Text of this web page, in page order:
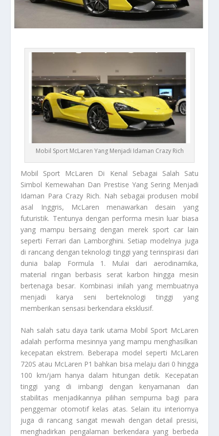
Mobil Sport McLaren Yang Menjadi Idaman Crazy Rich
Mobil Sport McLaren Di Kenal Sebagai Salah Satu
Simbol Kemewahan Dan Prestise Yang Sering Menjadi
Idaman Para Crazy Rich. Nah sebagai produsen mobil
asal Inggris, McLaren menawarkan desain yang
futuristik. Tentunya dengan performa mesin luar biasa
yang mampu bersaing dengan merek sport car lain
seperti Ferrari dan Lamborghini. Setiap modelnya juga
di rancang dengan teknologi tinggi yang terinspirasi dari
dunia balap Formula 1. Mulai dari aerodinamika,
material ringan berbasis serat karbon hingga mesin
bertenaga besar. Kombinasi inilah yang membuatnya
menjadi karya seni berteknologi tinggi yang
memberikan sensasi berkendara eksklusif.
Nah salah satu daya tarik utama Mobil Sport McLaren
adalah performa mesinnya yang mampu menghasilkan
kecepatan ekstrem. Beberapa model seperti McLaren
720S atau McLaren P1 bahkan bisa melaju dari 0 hingga
100 km/jam hanya dalam hitungan detik. Kecepatan
tinggi yang di imbangi dengan kenyamanan dan
stabilitas menjadikannya pilihan sempurna bagi para
penggemar otomotif kelas atas. Selain itu interiornya
juga di rancang sangat mewah dengan detail presisi,
menghadirkan pengalaman berkendara yang berbeda